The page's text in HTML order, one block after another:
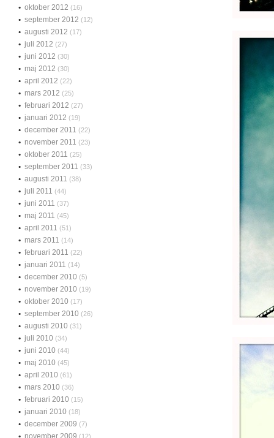
oktober 2012 (16)
september 2012 (12)
augusti 2012 (17)
juli 2012 (27)
juni 2012 (30)
maj 2012 (30)
april 2012 (22)
mars 2012 (25)
februari 2012 (27)
januari 2012 (19)
december 2011 (22)
november 2011 (23)
oktober 2011 (25)
september 2011 (33)
augusti 2011 (38)
juli 2011 (44)
juni 2011 (37)
maj 2011 (45)
april 2011 (51)
mars 2011 (14)
februari 2011 (22)
januari 2011 (14)
december 2010 (5)
november 2010 (19)
oktober 2010 (17)
september 2010 (26)
augusti 2010 (31)
juli 2010 (34)
juni 2010 (44)
maj 2010 (45)
april 2010 (61)
mars 2010 (36)
februari 2010 (15)
januari 2010 (18)
december 2009 (7)
november 2009 (12)